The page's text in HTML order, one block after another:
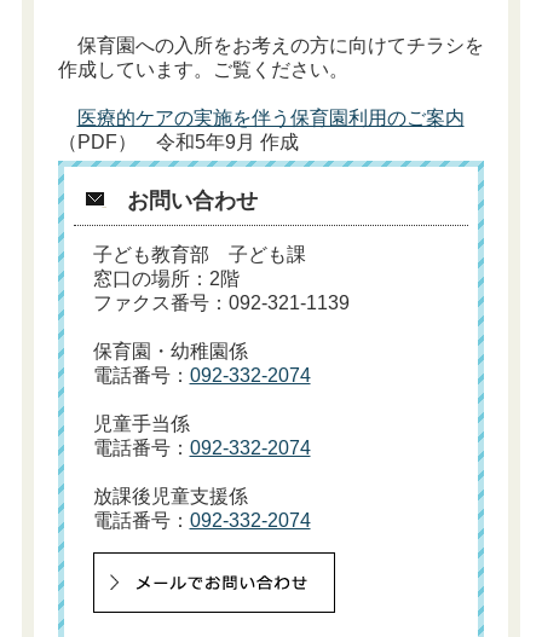
保育園への入所をお考えの方に向けてチラシを
作成しています。ご覧ください。
医療的ケアの実施を伴う保育園利用のご案内
（PDF） 令和5年9月 作成
お問い合わせ
子ども教育部 子ども課
窓口の場所：2階
ファクス番号：092-321-1139
保育園・幼稚園係
電話番号： 092-332-2074
児童手当係
電話番号： 092-332-2074
放課後児童支援係
電話番号： 092-332-2074